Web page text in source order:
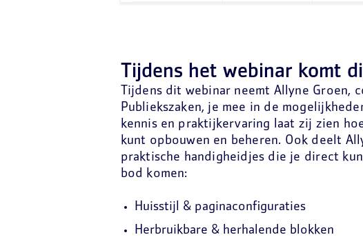
Tijdens het webinar komt
Tijdens dit webinar neemt Allyne Groen,
Publiekszaken, je mee in de
kennis en praktijkervaring laat zij zien
kunt opbouwen en beheren. Ook deelt
praktische handigheidjes die je direct
bod komen:
Huisstijl & paginaconfiguraties
Herbruikbare & herhalende blokken